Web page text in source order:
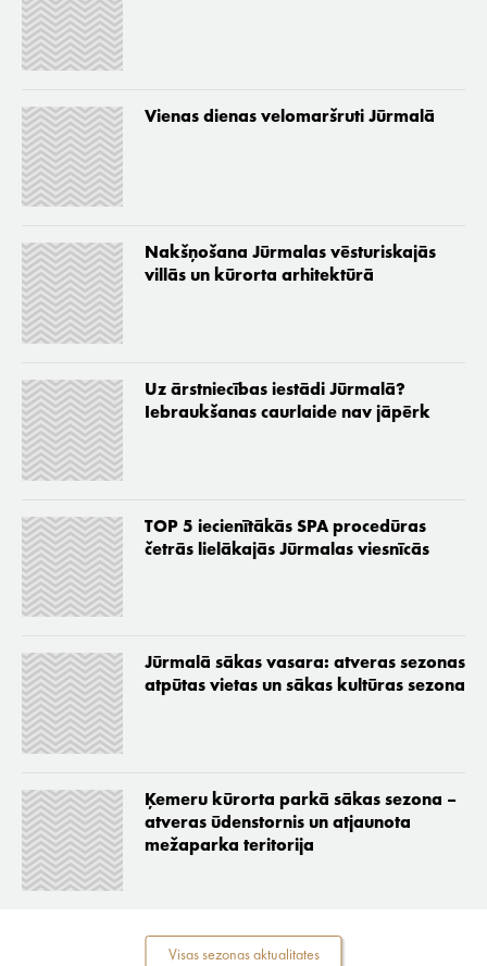
Vienas dienas velomaršruti Jūrmalā
Nakšņošana Jūrmalas vēsturiskajās
villās un kūrorta arhitektūrā
Uz ārstniecības iestādi Jūrmalā?
Iebraukšanas caurlaide nav jāpērk
TOP 5 iecienītākās SPA procedūras
četrās lielākajās Jūrmalas viesnīcās
Jūrmalā sākas vasara: atveras sezonas
atpūtas vietas un sākas kultūras sezona
Ķemeru kūrorta parkā sākas sezona –
atveras ūdenstornis un atjaunota
mežaparka teritorija
Visas sezonas aktualitates